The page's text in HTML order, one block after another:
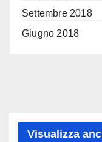
Settembre 2018
Giugno 2018
Visualizza